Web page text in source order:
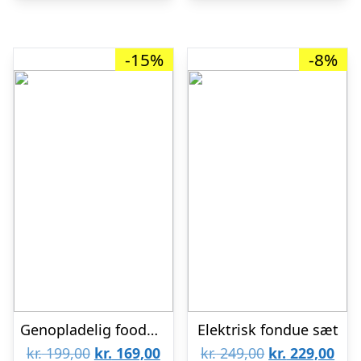
-15%
Genopladelig foodprocessor
kr.199,00 Den
kr. 169,00Den
-8%
Elektrisk fondue sæt
kr.249,00 Den
kr. 229,00Den